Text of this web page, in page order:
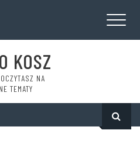
KOSZ
NA
TEMATY